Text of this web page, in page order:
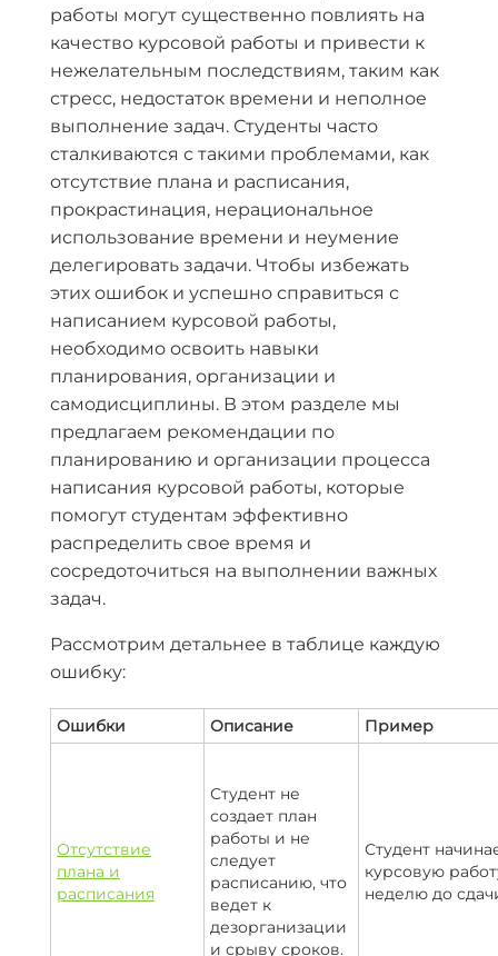
работы могут существенно повлиять на
качество курсовой работы и привести к
нежелательным последствиям, таким как
стресс, недостаток времени и неполное
выполнение задач. Студенты часто
сталкиваются с такими проблемами, как
отсутствие плана и расписания,
прокрастинация, нерациональное
использование времени и неумение
делегировать задачи. Чтобы избежать
этих ошибок и успешно справиться с
написанием курсовой работы,
необходимо освоить навыки
планирования, организации и
самодисциплины. В этом разделе мы
предлагаем рекомендации по
планированию и организации процесса
написания курсовой работы, которые
помогут студентам эффективно
распределить свое время и
сосредоточиться на выполнении важных
задач.
Рассмотрим детальнее в таблице каждую
ошибку:
Ошибки Описание Пример
Отсутствие
плана и
расписания
Студент не
создает план
работы и не
следует
расписанию, что
ведет к
дезорганизации
и срыву сроков.
Студент
курсовую
неделю до